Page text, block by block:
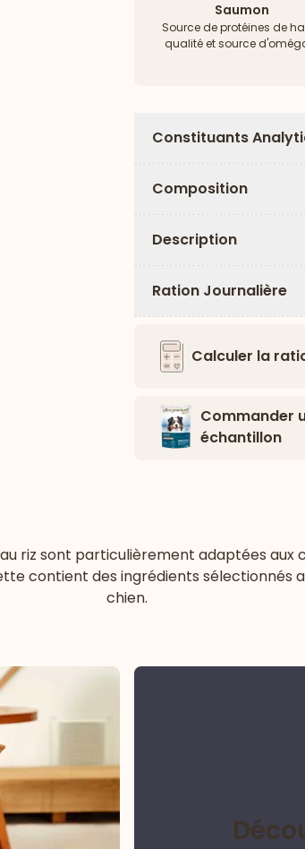
Saumon
Source de protéines de
qualité et source
Constituants
Composition
Description
Ration Journalière
Calculer la
Commander
échantillon
riz sont particulièrement adaptées aux
contient des ingrédients sélectionnés
chien.